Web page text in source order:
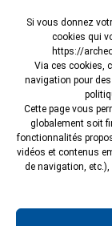
Si vous donnez
cookies qui
https://
Via ces cookies,
navigation pour
Cette page vous
globalement soit
fonctionnalités
vidéos et contenus
de navigation,
La dernière
Fer sous un
Tourne-à-Fuy
sous la
service
des Ardennes
éolien « Mont